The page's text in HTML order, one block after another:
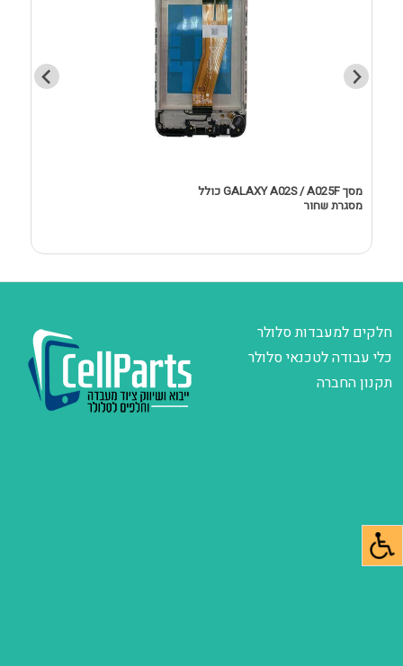
מסך GALAXY A02S / A025F כולל
מסגרת שחור
חלקים למעבדות סלולר
כלי עבודה לטכנאי סלולר
תקנון החברה